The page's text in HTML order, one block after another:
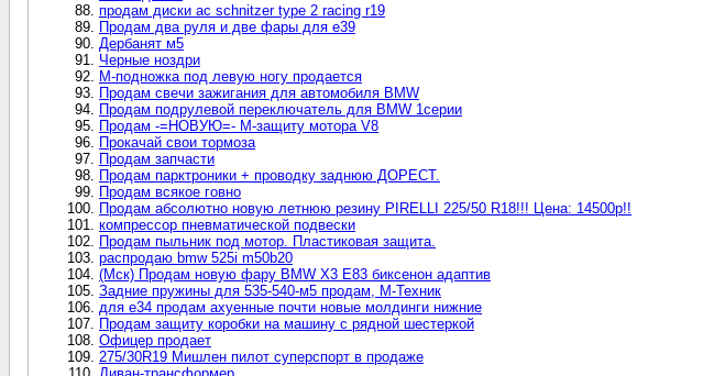
продам диски ac schnitzer type 2 racing r19
Продам два руля и две фары для е39
Дербанят м5
Черные ноздри
М-подножка под левую ногу продается
Продам свечи зажигания для автомобиля BMW
Продам подрулевой переключатель для BMW 1серии
Продам -=НОВУЮ=- М-защиту мотора V8
Прокачай свои тормоза
Продам запчасти
Продам парктроники + проводку заднюю ДОРЕСТ.
Продам всякое говно
Продам абсолютно новую летнюю резину PIRELLI 225/50 R18!!! Цена: 14500р!!
компрессор пневматической подвески
Продам пыльник под мотор. Пластиковая защита.
распродаю bmw 525i m50b20
(Мск) Продам новую фару BMW X3 E83 биксенон адаптив
Задние пружины для 535-540-м5 продам, М-Техник
для е34 продам ахуенные почти новые молдинги нижние
Продам защиту коробки на машину с рядной шестеркой
Офицер продает
275/30R19 Мишлен пилот суперспорт в продаже